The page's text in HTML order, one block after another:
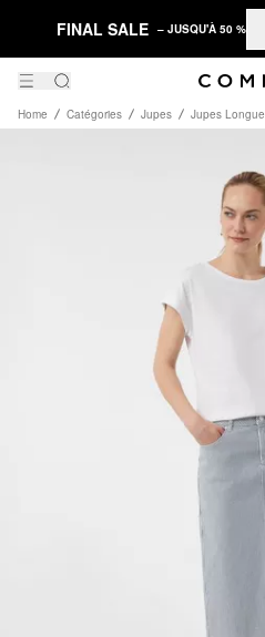
FINAL SALE – JUSQU'À 50 %
Home Catégories Jupes Jupes Longue